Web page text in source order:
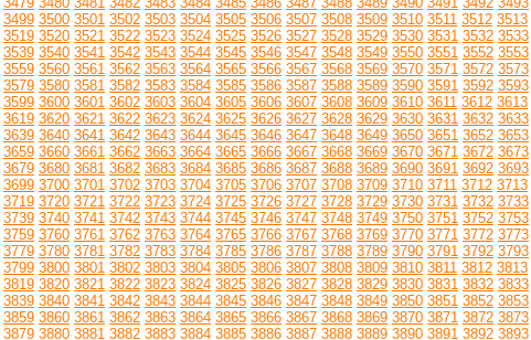
3499 3500 3501 3502 3503 3504 3505 3506 3507 3508 3509 3510 3511 3512 3513
3519 3520 3521 3522 3523 3524 3525 3526 3527 3528 3529 3530 3531 3532 3533
3539 3540 3541 3542 3543 3544 3545 3546 3547 3548 3549 3550 3551 3552 3553
3559 3560 3561 3562 3563 3564 3565 3566 3567 3568 3569 3570 3571 3572 3573
3579 3580 3581 3582 3583 3584 3585 3586 3587 3588 3589 3590 3591 3592 3593
3599 3600 3601 3602 3603 3604 3605 3606 3607 3608 3609 3610 3611 3612 3613
3619 3620 3621 3622 3623 3624 3625 3626 3627 3628 3629 3630 3631 3632 3633
3639 3640 3641 3642 3643 3644 3645 3646 3647 3648 3649 3650 3651 3652 3653
3659 3660 3661 3662 3663 3664 3665 3666 3667 3668 3669 3670 3671 3672 3673
3679 3680 3681 3682 3683 3684 3685 3686 3687 3688 3689 3690 3691 3692 3693
3699 3700 3701 3702 3703 3704 3705 3706 3707 3708 3709 3710 3711 3712 3713
3719 3720 3721 3722 3723 3724 3725 3726 3727 3728 3729 3730 3731 3732 3733
3739 3740 3741 3742 3743 3744 3745 3746 3747 3748 3749 3750 3751 3752 3753
3759 3760 3761 3762 3763 3764 3765 3766 3767 3768 3769 3770 3771 3772 3773
3779 3780 3781 3782 3783 3784 3785 3786 3787 3788 3789 3790 3791 3792 3793
3799 3800 3801 3802 3803 3804 3805 3806 3807 3808 3809 3810 3811 3812 3813
3819 3820 3821 3822 3823 3824 3825 3826 3827 3828 3829 3830 3831 3832 3833
3839 3840 3841 3842 3843 3844 3845 3846 3847 3848 3849 3850 3851 3852 3853
3859 3860 3861 3862 3863 3864 3865 3866 3867 3868 3869 3870 3871 3872 3873
3879 3880 3881 3882 3883 3884 3885 3886 3887 3888 3889 3890 3891 3892 3893